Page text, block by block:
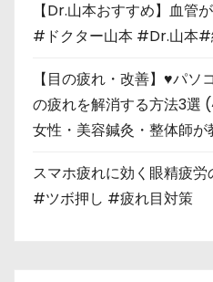
【Dr.山本おすすめ】血管
#ドクター山本 #Dr.山本
【目の疲れ・改善】♥パソ
の疲れを解消する方法3
女性・美容鍼灸・整体師が
スマホ疲れに効く眼精疲
#ツボ押し #疲れ目対策